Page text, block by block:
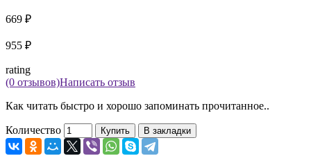
669 ₽
955 ₽
rating
(0 отзывов)Написать отзыв
Как читать быстро и хорошо запоминать прочитанное..
Количество Купить В закладки